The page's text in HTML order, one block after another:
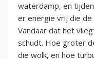
waterdamp, en
er energie vrij die de
Vandaar dat het
schudt. Hoe groter
die wolk, en hoe